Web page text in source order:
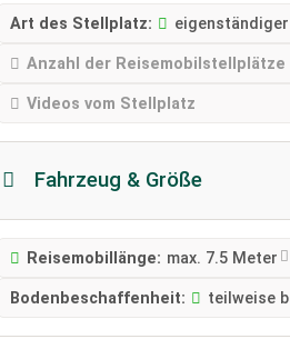
Art des Stellplatz:
Anzahl der Reisemobilstellplätze
Videos vom Stellplatz
Fahrzeug & Größe
Reisemobillänge: max. 7.5 Meter
Bodenbeschaffenheit: teilweise